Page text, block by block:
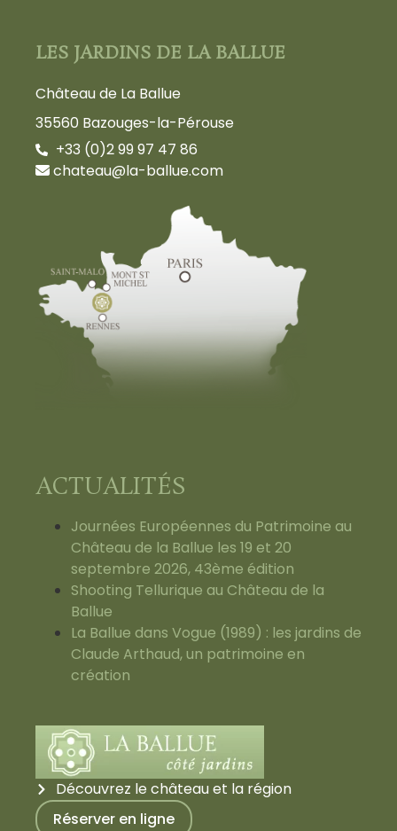
LES JARDINS DE LA BALLUE
Château de La Ballue
35560 Bazouges-la-Pérouse
+33 (0)2 99 97 47 86
chateau@la-ballue.com
ACTUALITÉS
Journées Européennes du Patrimoine au
Château de la Ballue les 19 et 20
septembre 2026, 43ème édition
Shooting Tellurique au Château de la
Ballue
La Ballue dans Vogue (1989) : les jardins de
Claude Arthaud, un patrimoine en
création
Découvrez le château et la région
Réserver en ligne